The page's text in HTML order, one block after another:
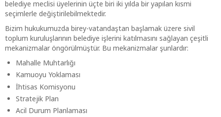
belediye meclisi üyelerinin üçte biri iki yılda bir yapılan kısmi
seçimlerle değiştirilebilmektedir.
Bizim hukukumuzda birey-vatandaştan başlamak üzere sivil
toplum kuruluşlarının belediye işlerini katılmasını sağlayan çeşitli
mekanizmalar öngörülmüştür. Bu mekanizmalar şunlardır:
Mahalle Muhtarlığı
Kamuoyu Yoklaması
İhtisas Komisyonu
Stratejik Plan
Acil Durum Planlaması